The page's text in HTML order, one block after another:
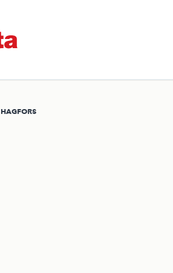
HAGFORS